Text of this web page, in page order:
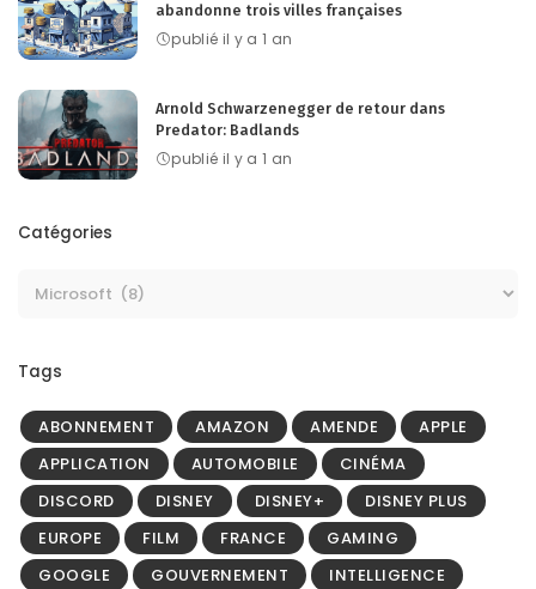
abandonne trois villes françaises
publié il y a 1 an
Arnold Schwarzenegger de retour dans
Predator: Badlands
publié il y a 1 an
Catégories
Tags
ABONNEMENT AMAZON AMENDE
APPLE
APPLICATION
AUTOMOBILE
CINÉMA
DISCORD
DISNEY DISNEY+
DISNEY PLUS
EUROPE
FILM FRANCE
GAMING
GOOGLE
GOUVERNEMENT
INTELLIGENCE